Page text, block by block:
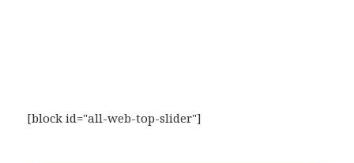
[block id="all-web-top-slider"]